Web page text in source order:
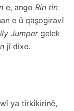
e, ango Rin tin
e û qaşogiravî
Jumper gelek
jî dixe.
ya tirkîkirinê,